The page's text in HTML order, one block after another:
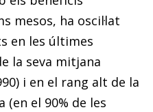
mesos, ha oscil·lat
en les últimes
la seva mitjana
i en el rang alt de la
el 90% de les